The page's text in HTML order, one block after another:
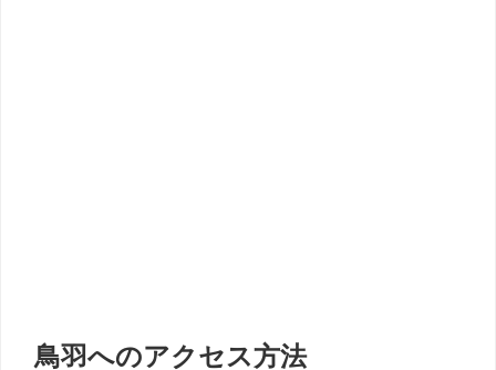
鳥羽へのアクセス方法